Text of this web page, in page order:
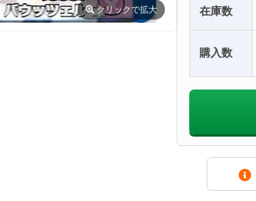
クリックで拡大 在庫数
購入数